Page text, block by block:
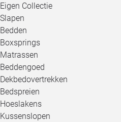
Eigen Collectie
Slapen
Bedden
Boxsprings
Matrassen
Beddengoed
Dekbedovertrekken
Bedspreien
Hoeslakens
Kussenslopen